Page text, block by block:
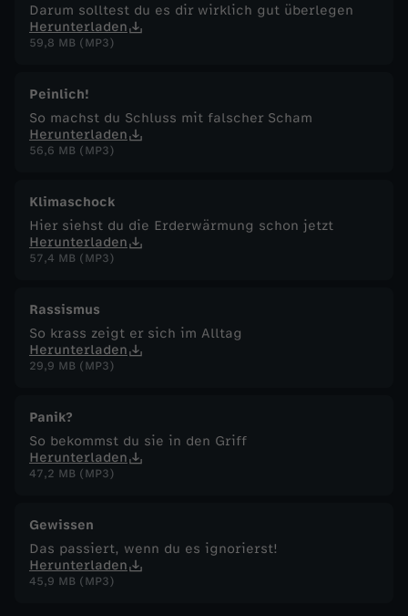
Darum solltest du es dir wirklich gut überlegen
Herunterladen
59,8 MB (MP3)
Peinlich!
So machst du Schluss mit falscher Scham
Herunterladen
56,6 MB (MP3)
Klimaschock
Hier siehst du die Erderwärmung schon jetzt
Herunterladen
57,4 MB (MP3)
Rassismus
So krass zeigt er sich im Alltag
Herunterladen
29,9 MB (MP3)
Panik?
So bekommst du sie in den Griff
Herunterladen
47,2 MB (MP3)
Gewissen
Das passiert, wenn du es ignorierst!
Herunterladen
45,9 MB (MP3)